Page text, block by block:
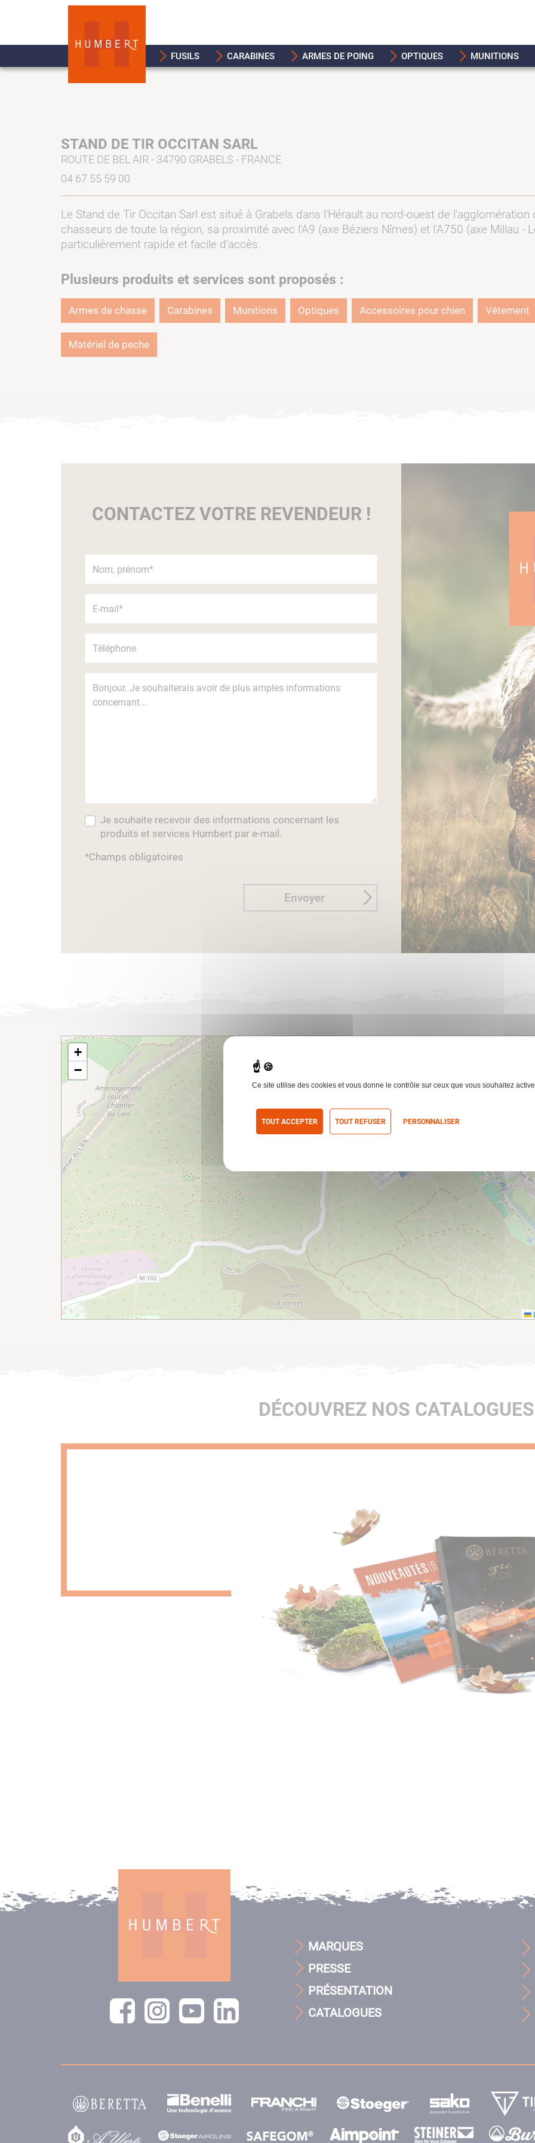
FUSILS CARABINES ARMES DE POING OPTIQUES MUNITIONS
STAND DE TIR OCCITAN SARL
ROUTE DE BEL AIR - 34790 GRABELS - FRANCE
04 67 55 59 00
Le Stand de Tir Occitan Sarl est situé à Grabels dans l'Hérault au nord-ouest de
chasseurs de toute la région, sa proximité avec l'A9 (axe Béziers Nîmes) et l'A750 (axe Millau -
particulièrement rapide et facile d'accès.
Plusieurs produits et services sont proposés :
Armes de chasse Carabines Munitions Optiques Accessoires pour chien Vêtement
Matériel de peche
CONTACTEZ VOTRE REVENDEUR !
Je souhaite recevoir des informations concernant les
produits et services Humbert par e-mail.
*Champs obligatoires
Envoyer
+
−
DÉCOUVREZ NOS
MARQUES
PRESSE
PRÉSENTATION
CATALOGUES
Ce site utilise des cookies et vous donne le contrôle sur ceux que vous souhaitez
TOUT ACCEPTER TOUT REFUSER PERSONNALISER